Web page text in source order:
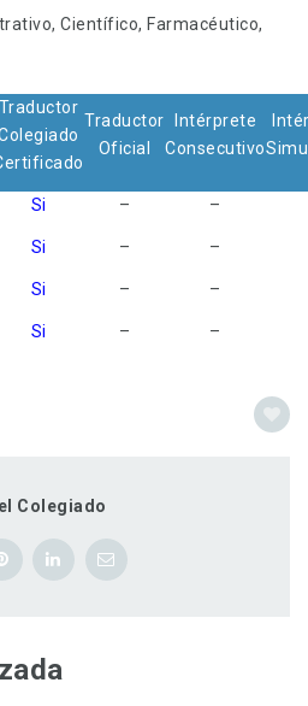
Científico, Farmacéutico,
Traductor
Traductor
Oficial
Intérprete
Consecutivo
Si – –
Si – –
Si – –
Si – –
Colegiado